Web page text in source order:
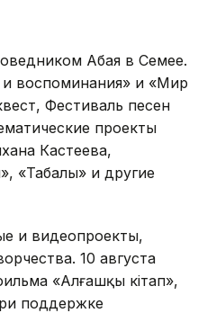
Абая в Семее.
и воспоминания» и «Мир
Фестиваль песен
проекты
Кастеева,
«Таңбалы» и другие
и видеопроекты,
10 августа
«Алғашқы кітап»,
поддержке